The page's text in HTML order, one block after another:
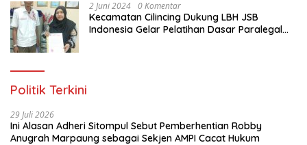
2 Juni 2024 0 Komentar
Kecamatan Cilincing Dukung LBH JSB
Indonesia Gelar Pelatihan Dasar Paralegal
Politik Terkini
29 Juli 2026
Ini Alasan Adheri Sitompul Sebut Pemberhentian Robby
Anugrah Marpaung sebagai Sekjen AMPI Cacat Hukum